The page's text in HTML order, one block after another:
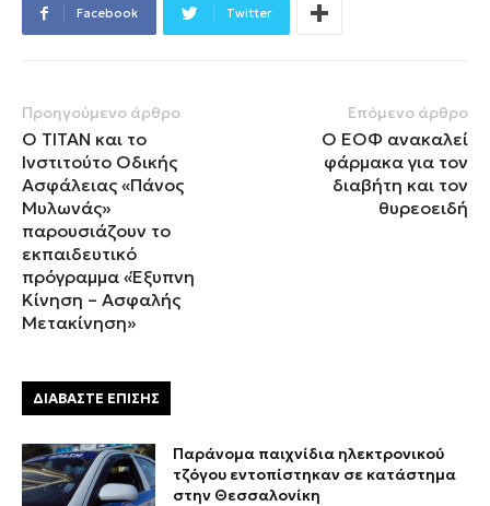
Facebook Twitter
Προηγούμενο άρθρο
Ο ΤΙΤΑΝ και το
Ινστιτούτο Οδικής
Ασφάλειας «Πάνος
Μυλωνάς»
παρουσιάζουν το
εκπαιδευτικό
πρόγραμμα «Έξυπνη
Κίνηση – Ασφαλής
Μετακίνηση»
Επόμενο άρθρο
Ο ΕΟΦ ανακαλεί
φάρμακα για τον
διαβήτη και τον
θυρεοειδή
ΔΙΑΒΑΣΤΕ ΕΠΙΣΗΣ
Παράνομα παιχνίδια ηλεκτρονικού
τζόγου εντοπίστηκαν σε κατάστημα
στην Θεσσαλονίκη